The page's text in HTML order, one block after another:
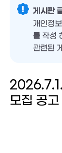
게시판
개인정
를 작성
관련된
모집 공고